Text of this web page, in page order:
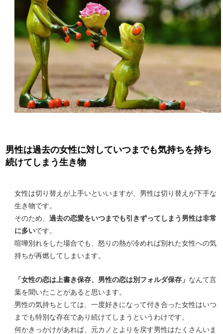
男性は過去の女性に対していつまでも気持ちを持ち
続けてしまう生き物
女性は切り替えが上手いといいますが、男性は切り替えが下手な
生き物です。
そのため、 過去の恋愛をいつまでも引きずってしまう男性は非常
に多いです。
喧嘩別れをした場合でも、怒りの熱が冷めれば別れた女性への気
持ちが再燃してしまいます。
「女性の恋は上書き保存、男性の恋は別フォルダ保存」 なんて言
葉を聞いたことがあると思います。
男性の気持ちとしては、一度好きになって付き合った女性はいつ
までも特別な存在であり続けてしまうというわけです。
何かきっかけがあれば、元カノとよりを戻す男性はたくさんいま